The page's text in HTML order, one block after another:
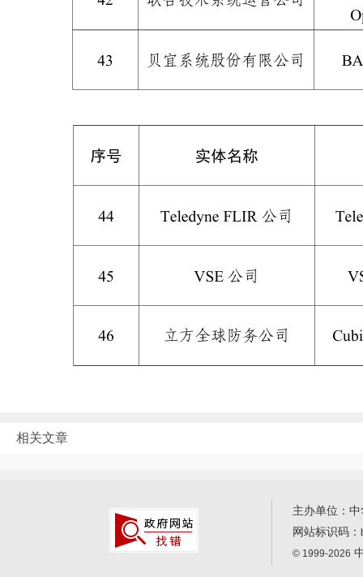
相关文章
主办单位：
网站标识码：
© 1999-2026